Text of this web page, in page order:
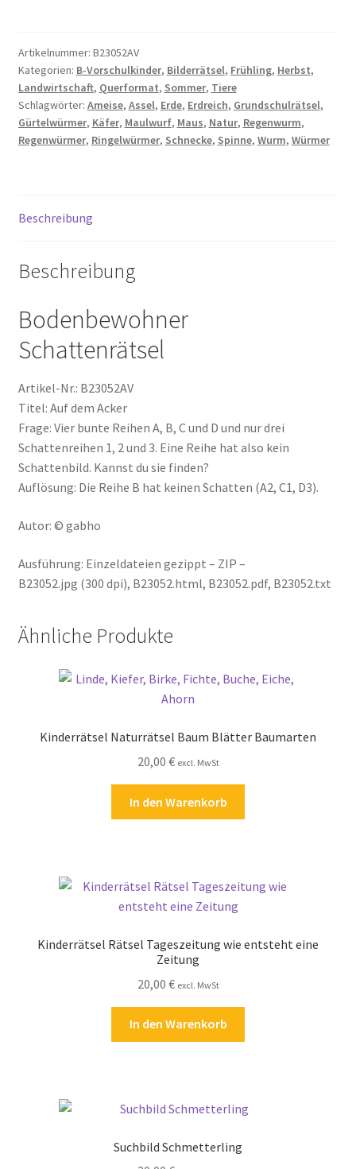
Bodenbewohner
Acker
Regenwurm
Menge
Artikelnummer: B23052AV
Kategorien: B-Vorschulkinder, Bilderrätsel, Frühling, Herbst,
Landwirtschaft, Querformat, Sommer, Tiere
Schlagwörter: Ameise, Assel, Erde, Erdreich, Grundschulrätsel,
Gürtelwürmer, Käfer, Maulwurf, Maus, Natur, Regenwurm,
Regenwürmer, Ringelwürmer, Schnecke, Spinne, Wurm, Würmer
Beschreibung
Beschreibung
Bodenbewohner
Schattenrätsel
Artikel-Nr.: B23052AV
Titel: Auf dem Acker
Frage: Vier bunte Reihen A, B, C und D und nur drei
Schattenreihen 1, 2 und 3. Eine Reihe hat also kein
Schattenbild. Kannst du sie finden?
Auflösung: Die Reihe B hat keinen Schatten (A2, C1, D3).
Autor: © gabho
Ausführung: Einzeldateien gezippt – ZIP –
B23052.jpg (300 dpi), B23052.html, B23052.pdf, B23052.txt
Ähnliche Produkte
Kinderrätsel Naturrätsel Baum Blätter Baumarten
20,00 € excl. MwSt
In den Warenkorb
Kinderrätsel Rätsel Tageszeitung wie entsteht eine
Zeitung
20,00 € excl. MwSt
In den Warenkorb
Suchbild Schmetterling